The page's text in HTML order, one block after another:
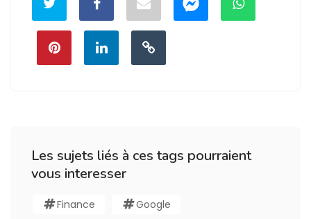
Les sujets liés à ces tags pourraient
vous interesser
Finance Google